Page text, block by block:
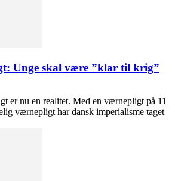
Unge skal være ”klar til krig”
er nu en realitet. Med en værnepligt på 11
værnepligt har dansk imperialisme taget